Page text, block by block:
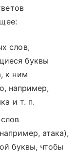
слов,
буквы
к ним
например,
и т. п.
атака),
буквы, чтобы